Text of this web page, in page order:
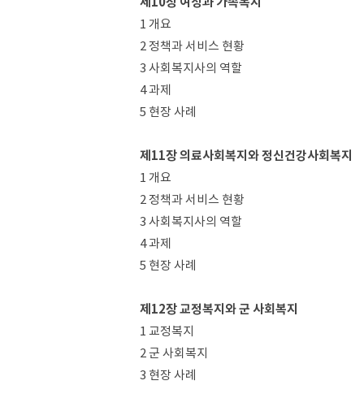
1 개요
2 정책과 서비스 현황
3 사회복지사의 역할
4 과제
5 현장 사례
제11장 의료사회복지와 정신건강사회복지
1 개요
2 정책과 서비스 현황
3 사회복지사의 역할
4 과제
5 현장 사례
제12장 교정복지와 군 사회복지
1 교정복지
2 군 사회복지
3 현장 사례